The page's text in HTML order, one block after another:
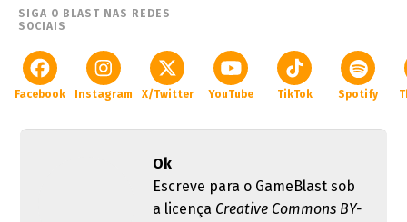
SIGA O BLAST NAS REDES
SOCIAIS
Facebook Instagram X/Twitter YouTube TikTok Spotify
Ok
Escreve para o GameBlast sob
a licença Creative Commons BY-